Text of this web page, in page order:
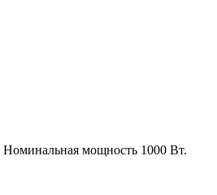
мощность 1000 Вт.